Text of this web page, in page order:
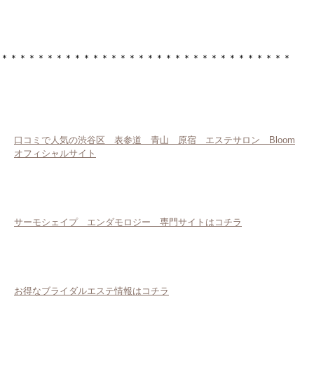
＊＊＊＊＊＊＊＊＊＊＊＊＊＊＊＊＊＊＊＊＊＊＊＊＊＊＊＊＊＊＊＊
口コミで人気の渋谷区 表参道 青山 原宿 エステサロン Bloom
オフィシャルサイト
サーモシェイプ エンダモロジー 専門サイトはコチラ
お得なブライダルエステ情報はコチラ